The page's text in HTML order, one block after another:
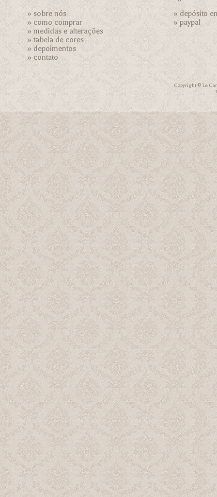
»sobre nós
»como comprar
»medidas e alterações
»tabela de cores
»depoimentos
»contato
» depósito
»paypal
Copyright © Le